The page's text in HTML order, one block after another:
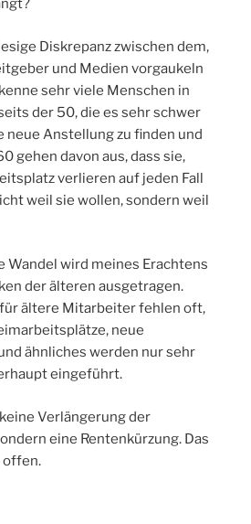
Diskrepanz zwischen dem,
und Medien vorgaukeln
sehr viele Menschen in
der 50, die es sehr schwer
neue Anstellung zu finden und
gehen davon aus, dass sie,
verlieren auf jeden Fall
weil sie wollen, sondern weil
Wandel wird meines Erachtens
der älteren ausgetragen.
ältere Mitarbeiter fehlen oft,
neue
ähnliches werden nur sehr
eingeführt.
Verlängerung der
eine Rentenkürzung. Das
offen.